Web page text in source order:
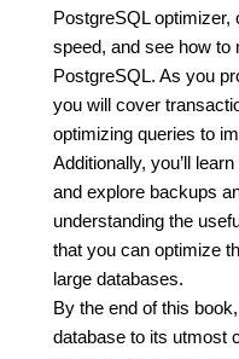
PostgreSQL optimizer,
speed, and see how
PostgreSQL. As you
you will cover
optimizing queries to
Additionally, you’ll
and explore backups
understanding the
that you can optimize
large databases.
By the end of this
database to its utmost